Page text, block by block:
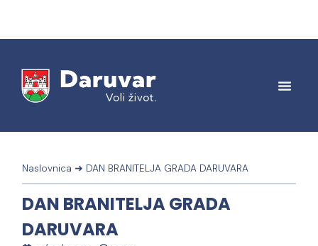
Naslovnica ➜ DAN BRANITELJA GRADA DARUVARA
DAN BRANITELJA GRADA
DARUVARA